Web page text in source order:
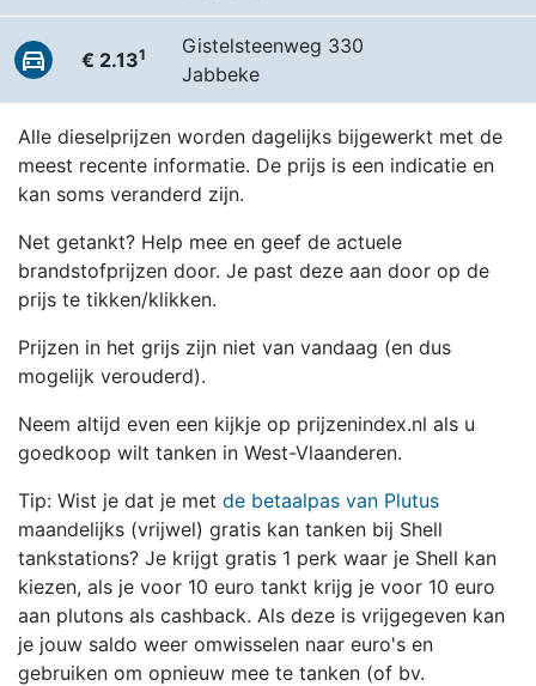
€ 2.131
Gistelsteenweg 330
Jabbeke
Alle dieselprijzen worden dagelijks bijgewerkt met de
meest recente informatie. De prijs is een indicatie en
kan soms veranderd zijn.
Net getankt? Help mee en geef de actuele
brandstofprijzen door. Je past deze aan door op de
prijs te tikken/klikken.
Prijzen in het grijs zijn niet van vandaag (en dus
mogelijk verouderd).
Neem altijd even een kijkje op prijzenindex.nl als u
goedkoop wilt tanken in West-Vlaanderen.
Tip: Wist je dat je met de betaalpas van Plutus
maandelijks (vrijwel) gratis kan tanken bij Shell
tankstations? Je krijgt gratis 1 perk waar je Shell kan
kiezen, als je voor 10 euro tankt krijg je voor 10 euro
aan plutons als cashback. Als deze is vrijgegeven kan
je jouw saldo weer omwisselen naar euro's en
gebruiken om opnieuw mee te tanken (of bv.